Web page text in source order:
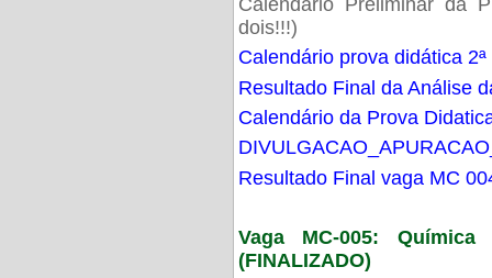
Calendário Preliminar da
dois!!!)
Calendário prova didática
Resultado Final da Análise
Calendário da Prova
Resultado Final vaga MC
Vaga MC-005:
(FINALIZADO)